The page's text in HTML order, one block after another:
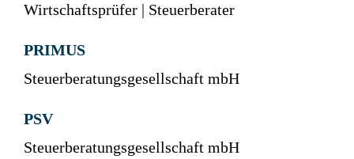
Wirtschaftsprüfer | Steuerberater
PRIMUS
Steuerberatungsgesellschaft mbH
PSV
Steuerberatungsgesellschaft mbH